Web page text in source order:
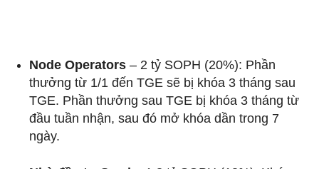
Node Operators – 2 tỷ SOPH (20%): Phần
thưởng từ 1/1 đến TGE sẽ bị khóa 3 tháng sau
TGE. Phần thưởng sau TGE bị khóa 3 tháng từ
đầu tuần nhận, sau đó mở khóa dần trong 7
ngày.